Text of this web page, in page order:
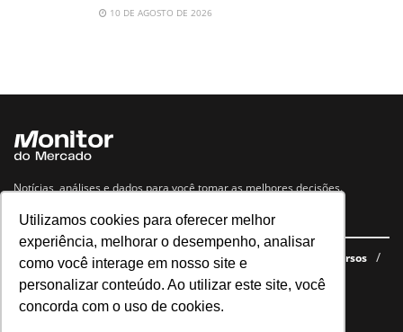
Utilizamos cookies para oferecer melhor
experiência, melhorar o desempenho, analisar
como você interage em nosso site e
personalizar conteúdo. Ao utilizar este site, você
concorda com o uso de cookies.
10 DE AGOSTO DE 2026
Notícias, análises e dados para você tomar as melhores decisões.
Navegue no site
Últimas notícias Quem somos E-books gratuitos
Cursos
Política de privacidade